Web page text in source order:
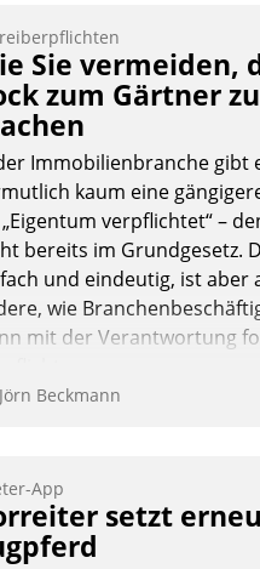
Sie vermeiden,
zum Gärtner zu
Immobilienbranche gibt
kaum eine
verpflichtet“ –
bereits im Grundgesetz.
und eindeutig, ist aber
wie
mit der Verantwortung
Jörn Beckmann
App
setzt